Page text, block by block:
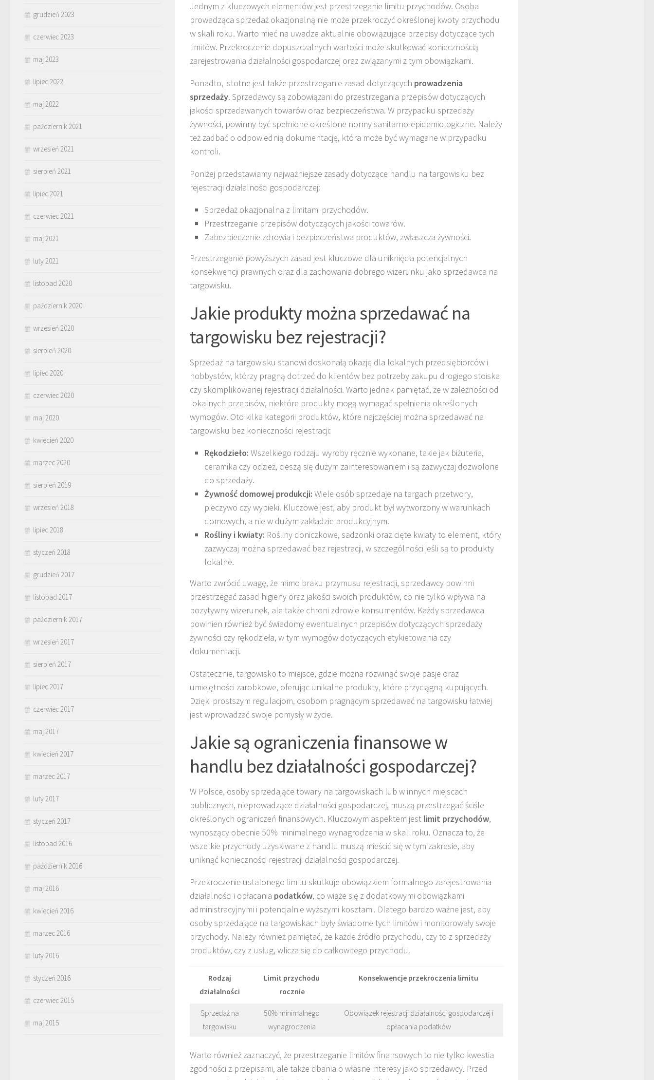
Jednym z kluczowych elementów jest przestrzeganie limitu przychodów. Osoba
prowadząca sprzedaż okazjonalną nie może przekroczyć określonej kwoty przychodu
w skali roku. Warto mieć na uwadze aktualnie obowiązujące przepisy dotyczące tych
limitów. Przekroczenie dopuszczalnych wartości może skutkować koniecznością
zarejestrowania działalności gospodarczej oraz związanymi z tym obowiązkami.
Ponadto, istotne jest także przestrzeganie zasad dotyczących prowadzenia
sprzedaży. Sprzedawcy są zobowiązani do przestrzegania przepisów dotyczących
jakości sprzedawanych towarów oraz bezpieczeństwa. W przypadku sprzedaży
żywności, powinny być spełnione określone normy sanitarno-epidemiologiczne. Należy
też zadbać o odpowiednią dokumentację, która może być wymagane w przypadku
kontroli.
Poniżej przedstawiamy najważniejsze zasady dotyczące handlu na targowisku bez
rejestracji działalności gospodarczej:
Sprzedaż okazjonalna z limitami przychodów.
Przestrzeganie przepisów dotyczących jakości towarów.
Zabezpieczenie zdrowia i bezpieczeństwa produktów, zwłaszcza żywności.
Przestrzeganie powyższych zasad jest kluczowe dla uniknięcia potencjalnych
konsekwencji prawnych oraz dla zachowania dobrego wizerunku jako sprzedawca na
targowisku.
Jakie produkty można sprzedawać na
targowisku bez rejestracji?
Sprzedaż na targowisku stanowi doskonałą okazję dla lokalnych przedsiębiorców i
hobbystów, którzy pragną dotrzeć do klientów bez potrzeby zakupu drogiego stoiska
czy skomplikowanej rejestracji działalności. Warto jednak pamiętać, że w zależności od
lokalnych przepisów, niektóre produkty mogą wymagać spełnienia określonych
wymogów. Oto kilka kategorii produktów, które najczęściej można sprzedawać na
targowisku bez konieczności rejestracji:
Rękodzieło: Wszelkiego rodzaju wyroby ręcznie wykonane, takie jak biżuteria,
ceramika czy odzież, cieszą się dużym zainteresowaniem i są zazwyczaj dozwolone
do sprzedaży.
Żywność domowej produkcji: Wiele osób sprzedaje na targach przetwory,
pieczywo czy wypieki. Kluczowe jest, aby produkt był wytworzony w warunkach
domowych, a nie w dużym zakładzie produkcyjnym.
Rośliny i kwiaty: Rośliny doniczkowe, sadzonki oraz cięte kwiaty to element, który
zazwyczaj można sprzedawać bez rejestracji, w szczególności jeśli są to produkty
lokalne.
Warto zwrócić uwagę, że mimo braku przymusu rejestracji, sprzedawcy powinni
przestrzegać zasad higieny oraz jakości swoich produktów, co nie tylko wpływa na
pozytywny wizerunek, ale także chroni zdrowie konsumentów. Każdy sprzedawca
powinien również być świadomy ewentualnych przepisów dotyczących sprzedaży
żywności czy rękodzieła, w tym wymogów dotyczących etykietowania czy
dokumentacji.
Ostatecznie, targowisko to miejsce, gdzie można rozwinąć swoje pasje oraz
umiejętności zarobkowe, oferując unikalne produkty, które przyciągną kupujących.
Dzięki prostszym regulacjom, osobom pragnącym sprzedawać na targowisku łatwiej
jest wprowadzać swoje pomysły w życie.
Jakie są ograniczenia finansowe w
handlu bez działalności gospodarczej?
W Polsce, osoby sprzedające towary na targowiskach lub w innych miejscach
publicznych, nieprowadzące działalności gospodarczej, muszą przestrzegać ściśle
określonych ograniczeń finansowych. Kluczowym aspektem jest limit przychodów,
wynoszący obecnie 50% minimalnego wynagrodzenia w skali roku. Oznacza to, że
wszelkie przychody uzyskiwane z handlu muszą mieścić się w tym zakresie, aby
uniknąć konieczności rejestracji działalności gospodarczej.
Przekroczenie ustalonego limitu skutkuje obowiązkiem formalnego zarejestrowania
działalności i opłacania podatków, co wiąże się z dodatkowymi obowiązkami
administracyjnymi i potencjalnie wyższymi kosztami. Dlatego bardzo ważne jest, aby
osoby sprzedające na targowiskach były świadome tych limitów i monitorowały swoje
przychody. Należy również pamiętać, że każde źródło przychodu, czy to z sprzedaży
produktów, czy z usług, wlicza się do całkowitego przychodu.
Rodzaj
działalności
Limit przychodu
rocznie
Konsekwencje przekroczenia limitu
Sprzedaż na
targowisku
50% minimalnego
wynagrodzenia
Obowiązek rejestracji działalności gospodarczej i
opłacania podatków
Warto również zaznaczyć, że przestrzeganie limitów finansowych to nie tylko kwestia
zgodności z przepisami, ale także dbania o własne interesy jako sprzedawcy. Przed
grudzień 2023
czerwiec 2023
maj 2023
lipiec 2022
maj 2022
październik 2021
wrzesień 2021
sierpień 2021
lipiec 2021
czerwiec 2021
maj 2021
luty 2021
listopad 2020
październik 2020
wrzesień 2020
sierpień 2020
lipiec 2020
czerwiec 2020
maj 2020
kwiecień 2020
marzec 2020
sierpień 2019
wrzesień 2018
lipiec 2018
styczeń 2018
grudzień 2017
listopad 2017
październik 2017
wrzesień 2017
sierpień 2017
lipiec 2017
czerwiec 2017
maj 2017
kwiecień 2017
marzec 2017
luty 2017
styczeń 2017
listopad 2016
październik 2016
maj 2016
kwiecień 2016
marzec 2016
luty 2016
styczeń 2016
czerwiec 2015
maj 2015